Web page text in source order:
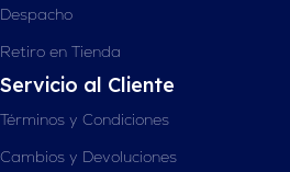
Despacho
Retiro en Tienda
Servicio al Cliente
Términos y Condiciones
Cambios y Devoluciones